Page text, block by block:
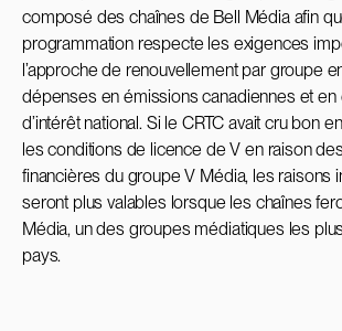
composé des chaînes de Bell Média afin
programmation respecte les exigences
l’approche de renouvellement par groupe
dépenses en émissions canadiennes et en
d’intérêt national. Si le CRTC avait cru bon
les conditions de licence de V en raison
financières du groupe V Média, les raisons
seront plus valables lorsque les chaînes
Média, un des groupes médiatiques les
pays.